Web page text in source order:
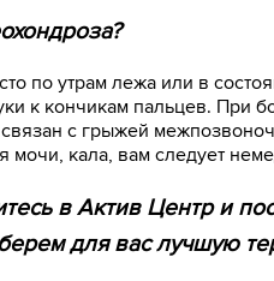
по утрам лежа или в
к кончикам пальцев. При
с грыжей
кала, вам следует
в Актив Центр и
для вас лучшую